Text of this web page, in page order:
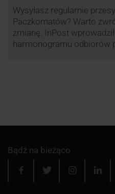
Wysyłasz regularnie
Paczkomatów? Warto
zmianę. InPost
harmonogramu odbiorów
Bądź na bieżąco